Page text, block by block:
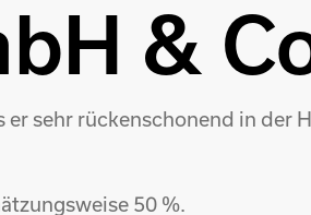
&
sehr rückenschonend in der
50 %.